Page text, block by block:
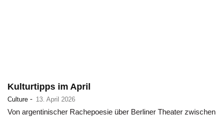
Kulturtipps im April
Culture - 13. April 2026
Von argentinischer Rachepoesie über Berliner Theater zwischen